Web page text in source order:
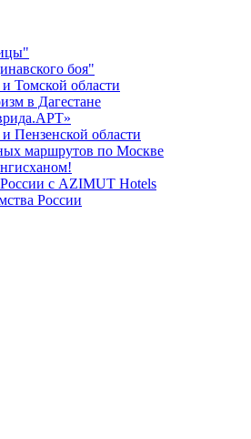
боя"
Томской области
в Дагестане
области
маршрутов по Москве
с AZIMUT Hotels
России